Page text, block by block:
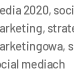
2020,
,
,
mediach